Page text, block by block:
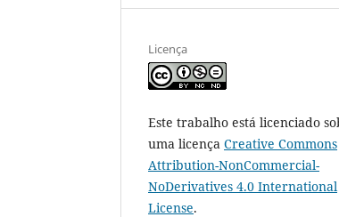
Licença
Este trabalho está licenciado
uma licença Creative Commons
Attribution-NonCommercial-
NoDerivatives 4.0 International
License.